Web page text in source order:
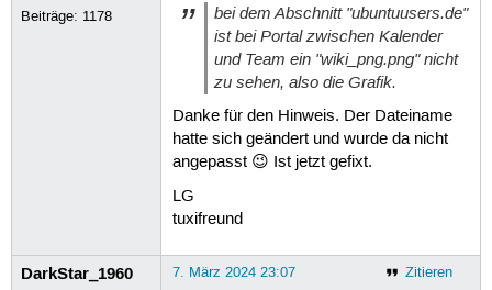
Beiträge: 1178
bei dem Abschnitt "ubuntuusers.de"
ist bei Portal zwischen Kalender
und Team ein "wiki_png.png" nicht
zu sehen, also die Grafik.
Danke für den Hinweis. Der Dateiname
hatte sich geändert und wurde da nicht
angepasst 😉 Ist jetzt gefixt.
LG
tuxifreund
DarkStar_1960 Zitieren
7. März 2024 23:07